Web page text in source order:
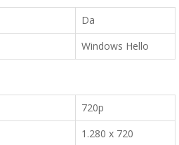
Da
Windows Hello
720p
1.280 x 720